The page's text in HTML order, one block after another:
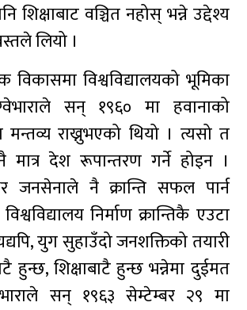
शिक्षाबाट वञ्चित नहोस् भन्ने उद्देश्य
लियो ।
विकासमा विश्वविद्यालयको भूमिका
सन् १९६० मा हवानाको
मन्तव्य राख्नुभएको थियो । त्यसो त
मात्र देश रूपान्तरण गर्ने होइन ।
जनसेनाले नै क्रान्ति सफल पार्न
निर्माण क्रान्तिकै एउटा
युग सुहाउँदो जनशक्तिको तयारी
हुन्छ, शिक्षाबाटै हुन्छ भन्नेमा दुईमत
सन् १९६३ सेम्टेम्बर २९ मा